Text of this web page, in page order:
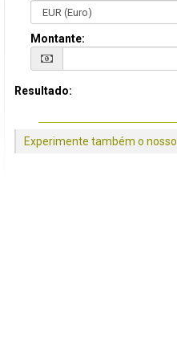
Montante:
Resultado:
Experimente também o nosso